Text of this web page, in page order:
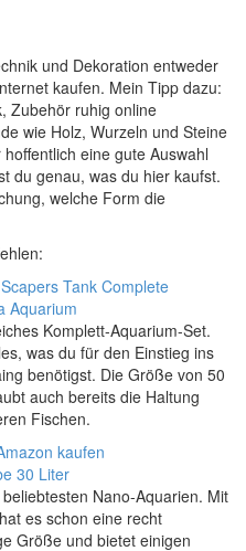
und Dekoration entweder
kaufen. Mein Tipp dazu:
Zubehör ruhig online
wie Holz, Wurzeln und Steine
eine gute Auswahl
du genau, was du hier kaufst.
welche Form die
Tank Complete
Aquarium
Komplett-Aquarium-Set.
was du für den Einstieg ins
benötigst. Die Größe von 50
auch bereits die Haltung
Fischen.
kaufen
30 Liter
Nano-Aquarien. Mit
es schon eine recht
Größe und bietet einigen